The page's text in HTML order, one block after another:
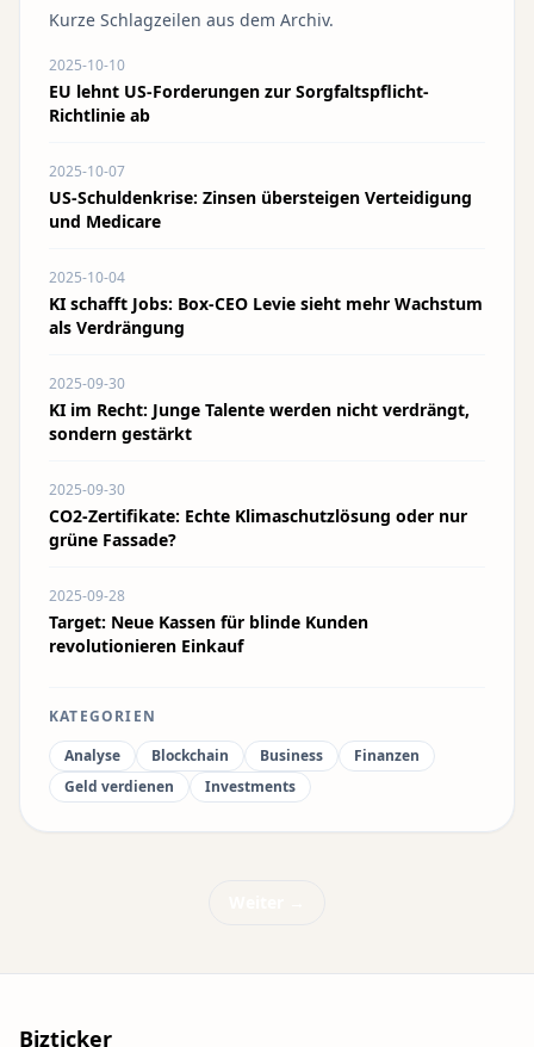
Kurze Schlagzeilen aus dem Archiv.
2025-10-10
EU lehnt US-Forderungen zur Sorgfaltspflicht-
Richtlinie ab
2025-10-07
US-Schuldenkrise: Zinsen übersteigen Verteidigung
und Medicare
2025-10-04
KI schafft Jobs: Box-CEO Levie sieht mehr Wachstum
als Verdrängung
2025-09-30
KI im Recht: Junge Talente werden nicht verdrängt,
sondern gestärkt
2025-09-30
CO2-Zertifikate: Echte Klimaschutzlösung oder nur
grüne Fassade?
2025-09-28
Target: Neue Kassen für blinde Kunden
revolutionieren Einkauf
KATEGORIEN
Analyse
Blockchain Business
Finanzen
Geld verdienen
Investments
Bizticker